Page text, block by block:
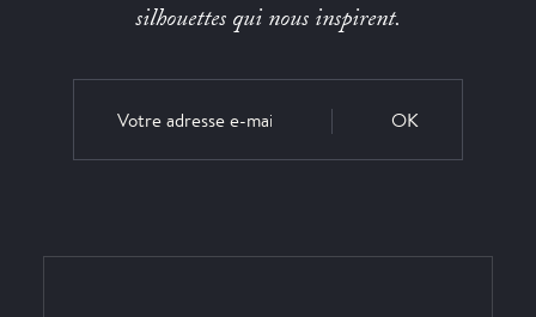
silhouettes qui nous inspirent.
OK